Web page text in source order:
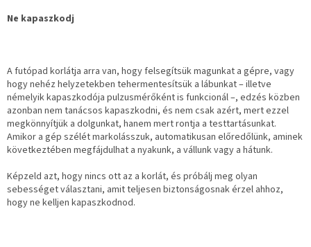
Ne kapaszkodj
A futópad korlátja arra van, hogy felsegítsük magunkat a gépre, vagy
hogy nehéz helyzetekben tehermentesítsük a lábunkat – illetve
némelyik kapaszkodója pulzusmérőként is funkcionál –, edzés közben
azonban nem tanácsos kapaszkodni, és nem csak azért, mert ezzel
megkönnyítjük a dolgunkat, hanem mert rontja a testtartásunkat.
Amikor a gép szélét markolásszuk, automatikusan előredőlünk, aminek
következtében megfájdulhat a nyakunk, a vállunk vagy a hátunk.
Képzeld azt, hogy nincs ott az a korlát, és próbálj meg olyan
sebességet választani, amit teljesen biztonságosnak érzel ahhoz,
hogy ne kelljen kapaszkodnod.